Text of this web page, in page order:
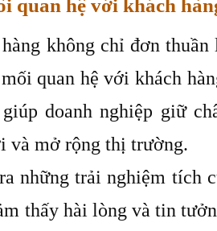
quan hệ với khách
không chỉ đơn
quan hệ với khách
doanh nghiệp giữ
và mở rộng thị trường.
những trải nghiệm tích
thấy hài lòng và tin